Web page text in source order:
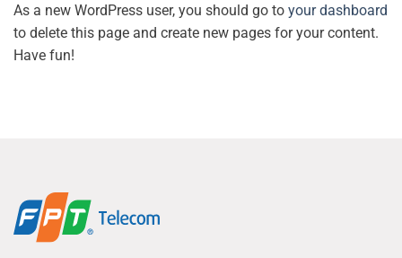
As a new WordPress user, you should go to your dashboard
to delete this page and create new pages for your content.
Have fun!